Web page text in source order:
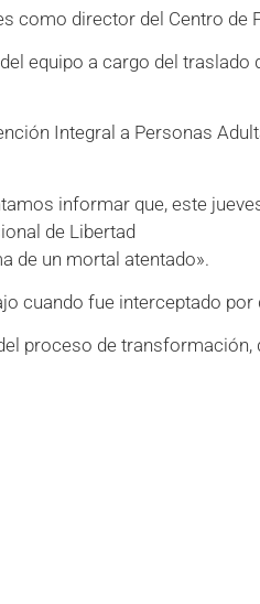
como director del Centro
equipo a cargo del
Integral a Personas
informar que, este
de Libertad
de un mortal atentado».
cuando fue interceptado
proceso de